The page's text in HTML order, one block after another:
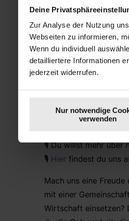
Deine
Zur Analyse der Nutzung
Webseiten zu informieren,
Wenn du individuell
detailliertere Informationen
jederzeit widerrufen.
Nur notwendige
verwenden
von
Außerdem sprechen
müssen und wieso
Noch mehr Insights
🎙️ Du willst mehr über
🎙️ Hier findest du uns
Mach uns eine
mit einer
Wirtschaft einsetzen?